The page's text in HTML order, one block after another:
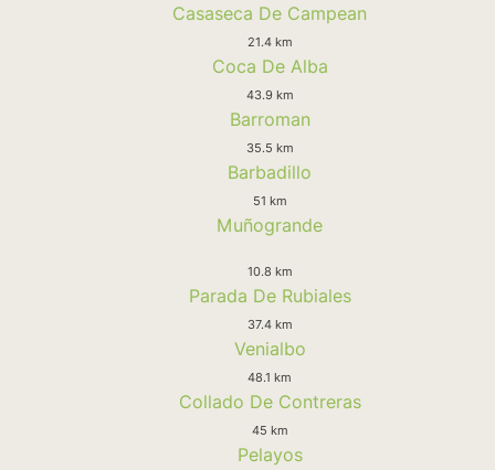
Casaseca De Campean
21.4 km
Coca De Alba
43.9 km
Barroman
35.5 km
Barbadillo
51 km
Muñogrande
10.8 km
Parada De Rubiales
37.4 km
Venialbo
48.1 km
Collado De Contreras
45 km
Pelayos